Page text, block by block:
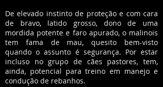
De elevado instinto de proteção e com cara
de bravo, latido grosso, dono de uma
mordida potente e faro apurado, o malinois
tem fama de mau, quesito bem-visto
quando o assunto é segurança. Por estar
incluso no grupo de cães pastores, tem,
ainda, potencial para treino em manejo e
condução de rebanhos.